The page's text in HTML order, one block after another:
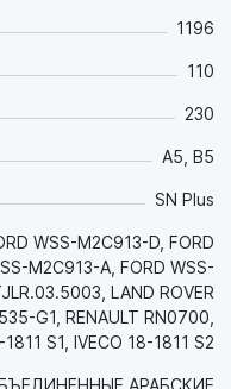
эффективно
на протяжении всего
что продлевает
к минимуму эффект
топливной смеси LSPI
воспламенение) в
и
доочистки
EGR и SCR, благодаря
1196
110
230
A5, B5
SN Plus
WSS-M2C913-D, FORD
M2C913-A, FORD WSS-
LAND ROVER
G1, RENAULT RN0700,
S1, IVECO 18-1811 S2
АРАБСКИЕ